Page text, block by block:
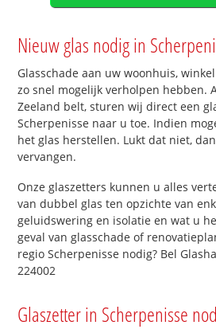
Nieuw glas nodig in
Glasschade aan uw woonhuis,
zo snel mogelijk verholpen hebben.
Zeeland belt, sturen wij direct een
Scherpenisse naar u toe. Indien
het glas herstellen. Lukt dat niet,
vervangen.
Onze glaszetters kunnen u alles
van dubbel glas ten opzichte van
geluidswering en isolatie en wat u
geval van glasschade of
regio Scherpenisse nodig? Bel
224002
Glaszetter in Scherpenisse